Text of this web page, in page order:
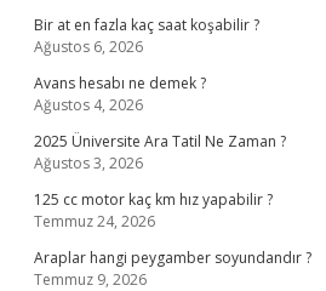
Bir at en fazla kaç saat koşabilir ?
Ağustos 6, 2026
Avans hesabı ne demek ?
Ağustos 4, 2026
2025 Üniversite Ara Tatil Ne Zaman ?
Ağustos 3, 2026
125 cc motor kaç km hız yapabilir ?
Temmuz 24, 2026
Araplar hangi peygamber soyundandır ?
Temmuz 9, 2026